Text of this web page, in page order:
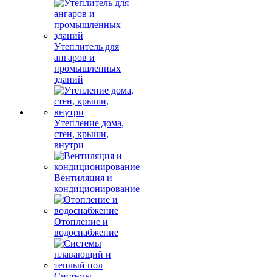
Утеплитель для
ангаров и
промышленных
зданий
Утепление дома,
стен, крыши,
внутри
Вентиляция и
кондиционирование
Отопление и
водоснабжение